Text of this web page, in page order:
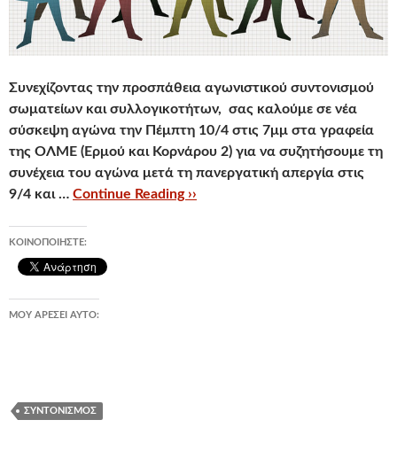
Συνεχίζοντας την προσπάθεια αγωνιστικού συντονισμού
σωματείων και συλλογικοτήτων, σας καλούμε σε νέα
σύσκεψη αγώνα την Πέμπτη 10/4 στις 7μμ στα γραφεία
της ΟΛΜΕ (Ερμού και Κορνάρου 2) για να συζητήσουμε τη
συνέχεια του αγώνα μετά τη πανεργατική απεργία στις
9/4 και … Continue Reading ››
ΚΟΙΝΟΠΟΙΉΣΤΕ:
ΜΟΥ ΑΡΈΣΕΙ ΑΥΤΌ:
ΣΥΝΤΟΝΙΣΜΌΣ